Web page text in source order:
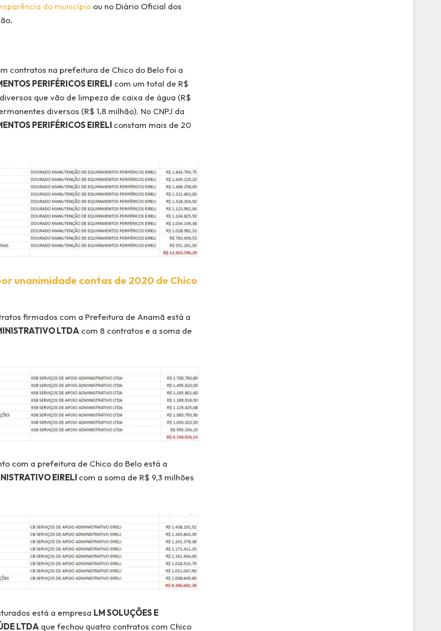
do municípioou no Diário Oficial dos
contratos na prefeitura de Chico do Belo foi a
PERIFÉRICOS EIRELI com um total de R$
que vão de limpeza de caixa de água (R$
diversos (R$ 1,8 milhão). No CNPJ da
PERIFÉRICOS EIRELI constam mais de 20
unanimidade contas de 2020 de Chico
firmados com a Prefeitura de Anamã está a
LTDA com 8 contratos e a soma de
com a prefeitura de Chico do Belo está a
EIRELI com a soma de R$ 9,3 milhões
está a empresa LM SOLUÇÕES E
LTDA que fechou quatro contratos com Chico